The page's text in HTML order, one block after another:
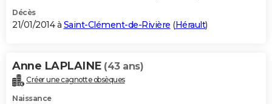
Décès
21/01/2014 à Saint-Clément-de-Rivière (Hérault)
Anne LAPLAINE (43 ans)
Créer une cagnotte obsèques
Naissance